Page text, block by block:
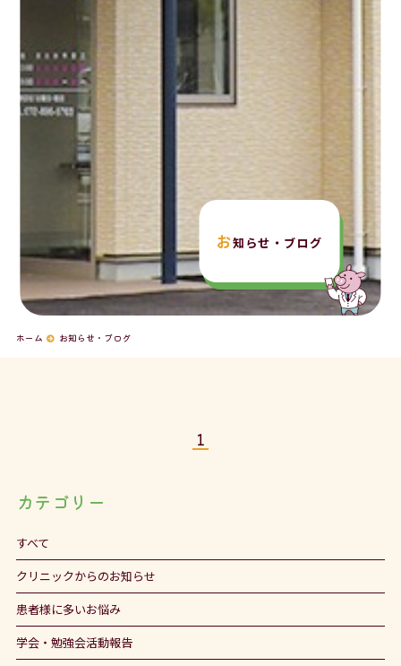
お知らせ・ブログ
ホーム お知らせ・ブログ
1
カテゴリー
すべて
クリニックからのお知らせ
患者様に多いお悩み
学会・勉強会活動報告